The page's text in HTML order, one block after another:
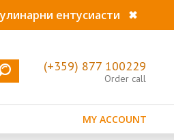
ентусиасти ✖
(+359) 877 100229
Order call
MY ACCOUNT